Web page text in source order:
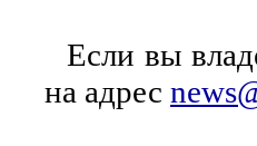
Если вы
на адрес